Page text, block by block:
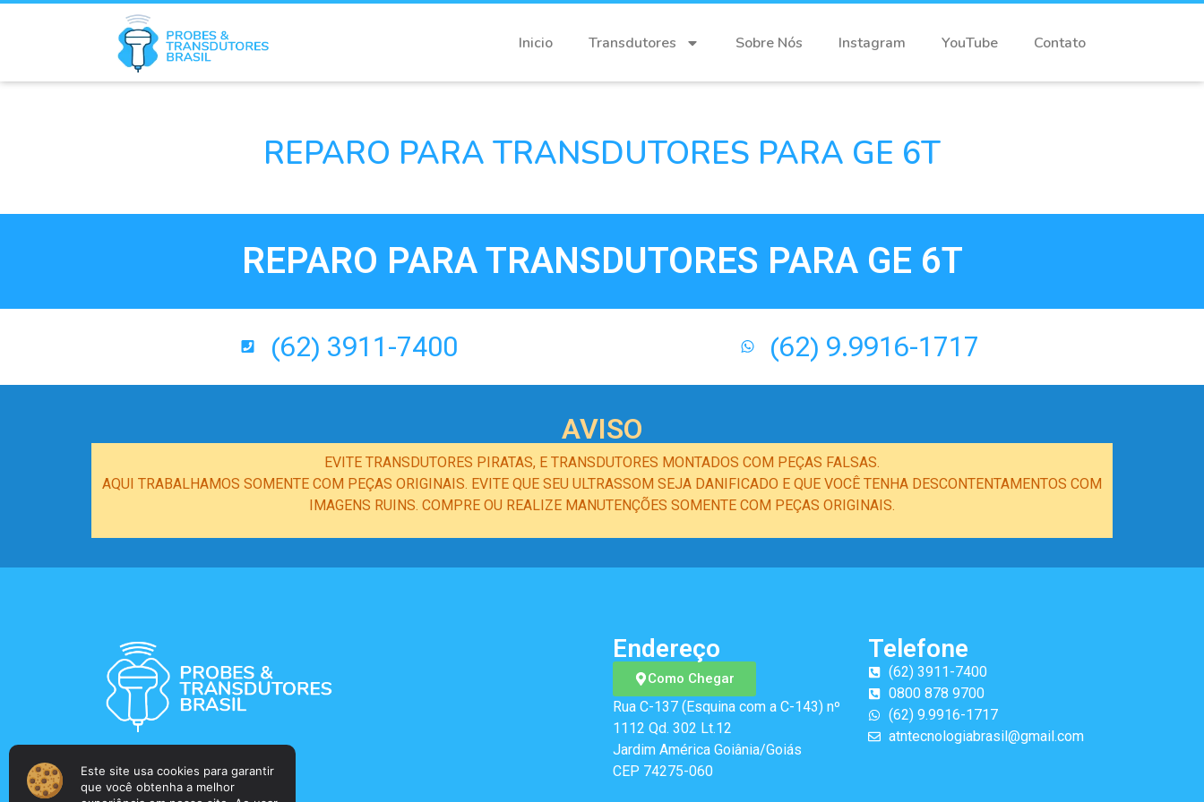
Inicio Transdutores Sobre Nós Instagram YouTube Contato
Este site usa cookies para garantir
que você obtenha a melhor
REPARO PARA TRANSDUTORES PARA GE 6T
REPARO PARA TRANSDUTORES PARA GE 6T
(62) 3911-7400 (62) 9.9916-1717
AVISO
EVITE TRANSDUTORES PIRATAS, E TRANSDUTORES MONTADOS COM PEÇAS FALSAS.
AQUI TRABALHAMOS SOMENTE COM PEÇAS ORIGINAIS. EVITE QUE SEU ULTRASSOM SEJA DANIFICADO E QUE VOCÊ TENHA DESCONTENTAMENTOS COM
IMAGENS RUINS. COMPRE OU REALIZE MANUTENÇÕES SOMENTE COM PEÇAS ORIGINAIS.
Como Chegar
Rua C-137 (Esquina com a C-143) nº
1112 Qd. 302 Lt.12
Jardim América Goiânia/Goiás
CEP 74275-060
Endereço
(62) 3911-7400
0800 878 9700
(62) 9.9916-1717
atntecnologiabrasil@gmail.com
Telefone